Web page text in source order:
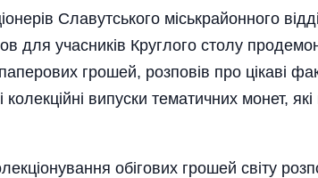
Славутського міськрайонного
для учасників Круглого столу
грошей, розповів про цікаві
випуски тематичних монет,
обігових грошей світу